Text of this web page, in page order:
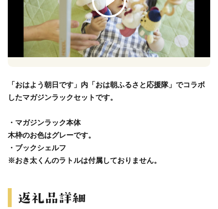
「おはよう朝日です」内「おは朝ふるさと応援隊」でコラボ
したマガジンラックセットです。
・マガジンラック本体
木枠のお色はグレーです。
・ブックシェルフ
※おき太くんのラトルは付属しておりません。